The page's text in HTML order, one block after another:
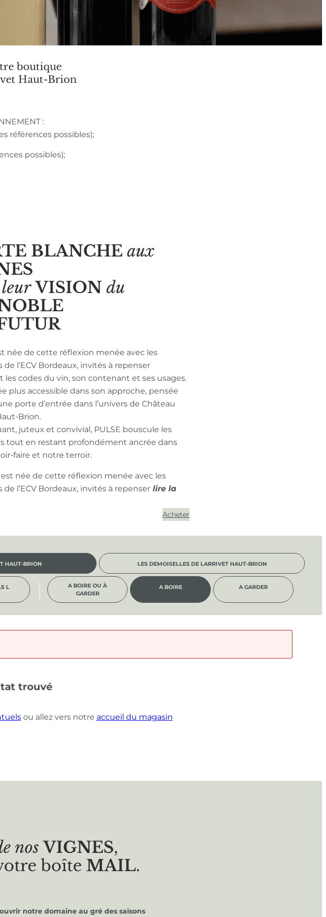
boutique
Haut-Brion
:
références possibles);
possibles);
BLANCHE aux
VISIONdu
née de cette réflexion menée avec les
l’ECV Bordeaux, invités à repenser
les codes du vin, son contenant et ses usages.
plus accessible dans son approche, pensée
porte d’entrée dans l’univers de Château
Brion.
juteux et convivial, PULSE bouscule les
tout en restant profondément ancrée dans
faire et notre terroir.
est née de cette réflexion menée avec les
l’ECV Bordeaux, invités à repenser
Acheter
HAUT-BRION LES DEMOISELLES DE LARRIVET HAUT-BRION
L
A BOIRE OU À
GARDER
A BOIRE A GARDER
trouvé
ou allez vers notre accueil du magasin
nos VIGNES,
boîte MAIL.
notre domaine au gré des saisons